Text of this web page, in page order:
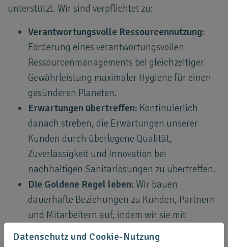
unterstützt. Wir sind verpflichtet zu:
Verantwortungsvolle Ressourcennutzung:
Förderung eines verantwortungsvollen
Ressourcenmanagements bei gleichzeitiger
Gewährleistung maximaler Hygiene für einen
gesünderen Planeten.
Erwartungen übertreffen: Kontinuierlich
danach streben, die Erwartungen unserer
Kunden durch überlegene Qualität,
Zuverlässigkeit und Innovation bei
nachhaltigen Sanitärlösungen zu übertreffen.
Die Goldene Regel leben: Wir bauen
dauerhafte Beziehungen zu Kunden, Partnern
und Mitarbeitern auf, indem wir sie mit
Ehrlichkeit, Respekt und Integrität behandeln.
Datenschutz und Cookie-Nutzung